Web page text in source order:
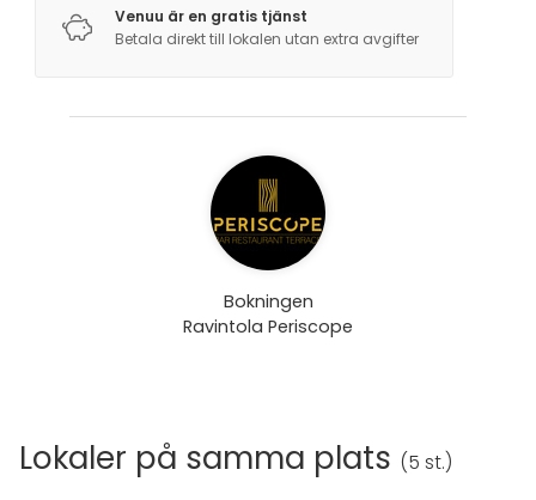
Venuu är en gratis tjänst
Betala direkt till lokalen utan extra avgifter
Bokningen
Ravintola Periscope
Lokaler på samma plats (5 st.)